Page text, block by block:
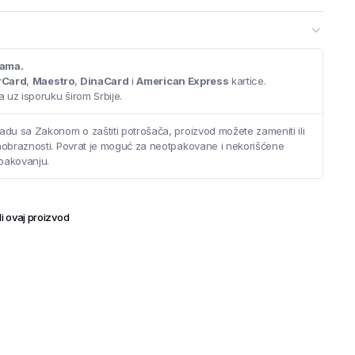
, Maestro, DinaCard iAmerican Express kartice.
uz isporuku širom Srbije.
sa Zakonom o zaštiti potrošača, proizvod možete zameniti ili
Povrat je moguć za neotpakovane i nekorišćene
ovaj proizvod